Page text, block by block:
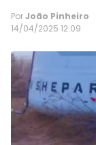
PorJoão Pinheiro
14/04/2025 12:09